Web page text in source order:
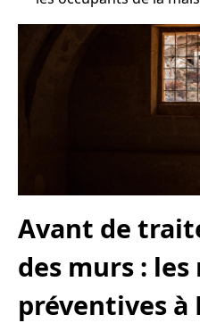
Avant de
des murs :
préventives à